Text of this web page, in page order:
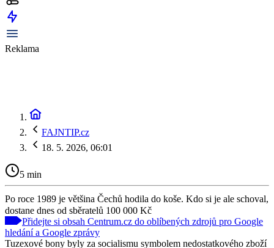
Reklama
FAJNTIP.cz
18. 5. 2026, 06:01
5 min
Po roce 1989 je většina Čechů hodila do koše. Kdo si je ale schoval,
dostane dnes od sběratelů 100 000 Kč
Přidejte si obsah Centrum.cz do oblíbených zdrojů pro Google
hledání a Google zprávy
Tuzexové bony byly za socialismu symbolem nedostatkového zboží